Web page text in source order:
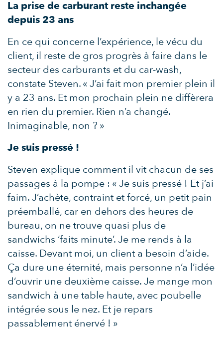
La prise de carburant reste inchangée
depuis 23 ans
En ce qui concerne l’expérience, le vécu du
client, il reste de gros progrès à faire dans le
secteur des carburants et du car-wash,
constate Steven. « J’ai fait mon premier plein il
y a 23 ans. Et mon prochain plein ne diffèrera
en rien du premier. Rien n’a changé.
Inimaginable, non ? »
Je suis pressé !
Steven explique comment il vit chacun de ses
passages à la pompe : « Je suis pressé ! Et j’ai
faim. J’achète, contraint et forcé, un petit pain
préemballé, car en dehors des heures de
bureau, on ne trouve quasi plus de
sandwichs ‘faits minute’. Je me rends à la
caisse. Devant moi, un client a besoin d’aide.
Ça dure une éternité, mais personne n’a l’idée
d’ouvrir une deuxième caisse. Je mange mon
sandwich à une table haute, avec poubelle
intégrée sous le nez. Et je repars
passablement énervé ! »